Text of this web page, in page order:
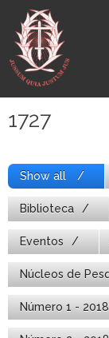
para
conteúdo
1727
Show all
Biblioteca
Eventos
Núcleos de
Número 1 -